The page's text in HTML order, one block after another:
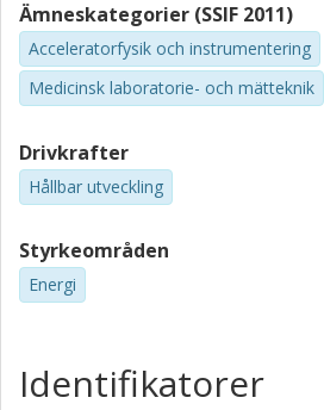
Ämneskategorier (SSIF 2011)
Acceleratorfysik och instrumentering
Medicinsk laboratorie- och mätteknik
Drivkrafter
Hållbar utveckling
Styrkeområden
Energi
Identifikatorer